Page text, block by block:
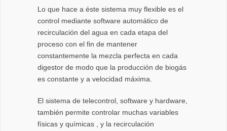
Lo que hace a éste sistema muy flexible es el
control mediante software automático de
recirculación del agua en cada etapa del
proceso con el fin de mantener
constantemente la mezcla perfecta en cada
digestor de modo que la producción de biogás
es constante y a velocidad máxima.
El sistema de telecontrol, software y hardware,
también permite controlar muchas variables
físicas y químicas , y la recirculación